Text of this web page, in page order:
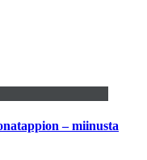
– miinusta